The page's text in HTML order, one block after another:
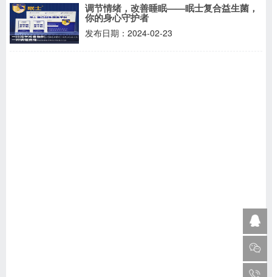
调节情绪，改善睡眠——眠士复合益生菌，
你的身心守护者
发布日期：2024-02-23